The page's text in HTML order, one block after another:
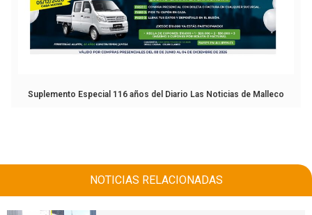
Suplemento Especial 116 años del Diario Las Noticias de Malleco
NOTICIAS RELACIONADAS